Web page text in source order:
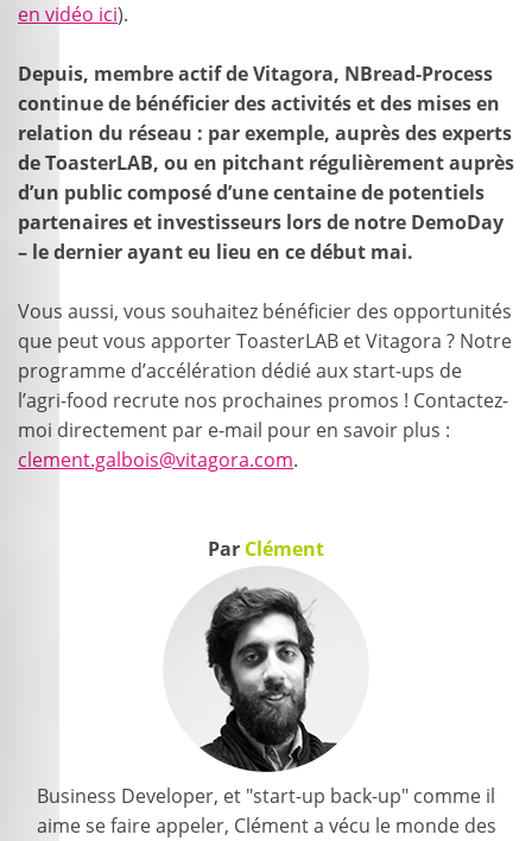
en vidéo ici).
Depuis, membre actif de Vitagora, NBread-Process
continue de bénéficier des activités et des mises en
relation du réseau : par exemple, auprès des experts
de ToasterLAB, ou en pitchant régulièrement auprès
d’un public composé d’une centaine de potentiels
partenaires et investisseurs lors de notre DemoDay
– le dernier ayant eu lieu en ce début mai.
Vous aussi, vous souhaitez bénéficier des opportunités
que peut vous apporter ToasterLAB et Vitagora ? Notre
programme d’accélération dédié aux start-ups de
l’agri-food recrute nos prochaines promos ! Contactez-
moi directement par e-mail pour en savoir plus :
clement.galbois@vitagora.com.
Par Clément
Business Developer, et "start-up back-up" comme il
aime se faire appeler, Clément a vécu le monde des